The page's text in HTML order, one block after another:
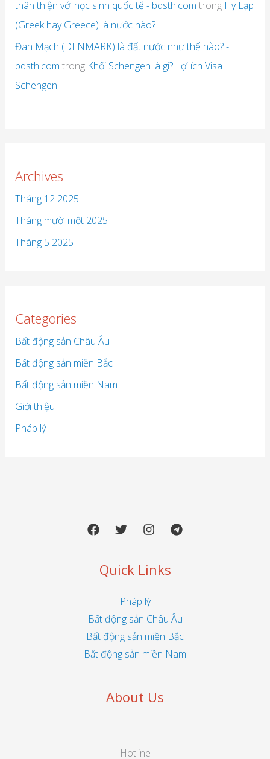
thân thiện với học sinh quốc tế - bdsth.com trong Hy Lạp
(Greek hay Greece) là nước nào?
Đan Mạch (DENMARK) là đất nước như thế nào? -
bdsth.com trong Khối Schengen là gì? Lợi ích Visa
Schengen
Archives
Tháng 12 2025
Tháng mười một 2025
Tháng 5 2025
Categories
Bất động sản Châu Âu
Bất động sản miền Bắc
Bất động sản miền Nam
Giới thiệu
Pháp lý
Quick Links
Pháp lý
Bất động sản Châu Âu
Bất động sản miền Bắc
Bất động sản miền Nam
About Us
Hotline